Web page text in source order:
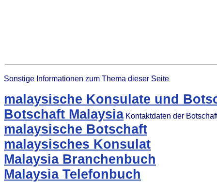
Sonstige Informationen zum Thema dieser Seite
malaysische Konsulate und
Botschaft MalaysiaKontaktdaten der
malaysische Botschaft
malaysisches Konsulat
Malaysia Branchenbuch
Malaysia Telefonbuch